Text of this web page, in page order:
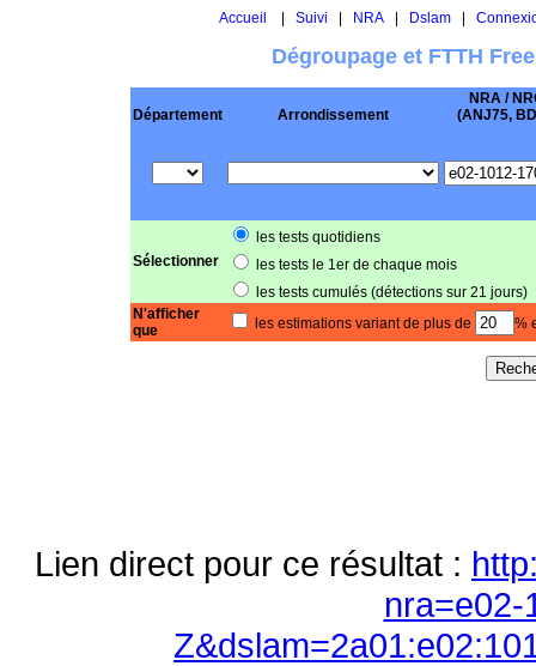
Accueil Suivi NRA| Dslam|
Dégroupage et FTTH
Département Arrondissement
NRA /
(ANJ75,
Sélectionner
les tests quotidiens
les tests le 1er de chaque mois
les tests cumulés (détections sur 21 jours)
N'afficher
que
les estimations variant de plus de %
Lien direct pour ce résultat :
nra=e02-